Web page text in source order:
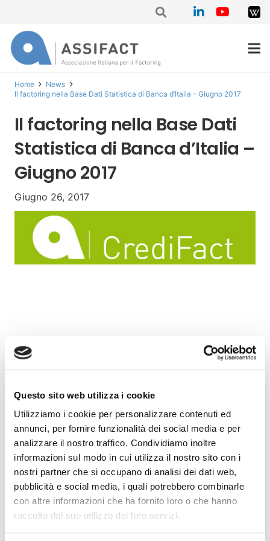
Questo sito web utilizza i cookie
Utilizziamo i cookie per personalizzare contenuti ed
annunci, per fornire funzionalità dei social media e per
analizzare il nostro traffico. Condividiamo inoltre
informazioni sul modo in cui utilizza il nostro sito con i
nostri partner che si occupano di analisi dei dati web,
pubblicità e social media, i quali potrebbero combinarle
con altre informazioni che ha fornito loro o che hanno
raccolto dal suo utilizzo dei loro servizi.
Home
News
Il factoring nella Base Dati Statistica di Banca d’Italia – Giugno 2017
Il factoring nella Base Dati
Statistica di Banca d’Italia –
Giugno 2017
Giugno 26, 2017
E’ stato pubblicato, nella sezione CrediFact, il
rapporto semestrale “Il factoring nella Base Dati
principali informazioni sul credito bancario ed il
factoring aggiornate al 31 dicembre 2016.
Clicca qui per saperne di più.
Articolo precedente Articolo successivo